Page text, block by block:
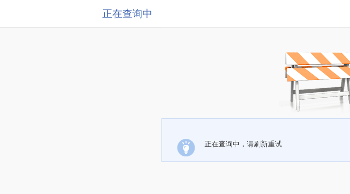
正在查询中
正在查询中，请刷新重试